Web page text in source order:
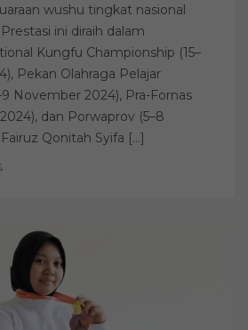
wushu tingkat nasional
ini diraih dalam
Kungfu Championship (15–
Pekan Olahraga Pelajar
November 2024), Pra-Fornas
dan Porwaprov (5–8
Qonitah Syifa […]